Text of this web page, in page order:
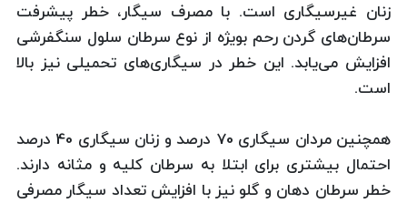
زنان غیرسیگاری است. با مصرف سیگار، خطر پیشرفت
سرطان‌های گردن رحم بویژه از نوع سرطان سلول سنگفرشی
افزایش می‌یابد. این خطر در سیگاری‌های تحمیلی نیز بالا
است.
همچنین مردان سیگاری 70 درصد و زنان سیگاری 40 درصد
احتمال بیشتری برای ابتلا به سرطان كلیه و مثانه دارند.
خطر سرطان دهان و گلو نیز با افزایش تعداد سیگار مصرفی